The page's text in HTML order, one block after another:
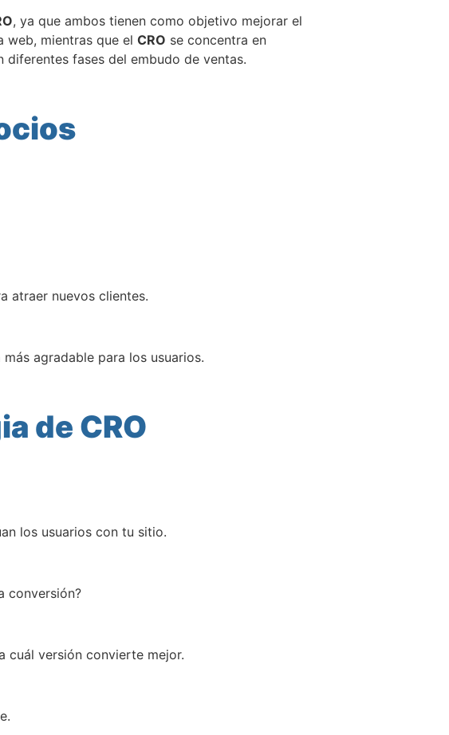
, ya que ambos tienen como objetivo mejorar el
web, mientras que el CRO se concentra en
fases del embudo de ventas.
atraer nuevos clientes.
agradable para los usuarios.
de CRO
los usuarios con tu sitio.
conversión?
cuál versión convierte mejor.